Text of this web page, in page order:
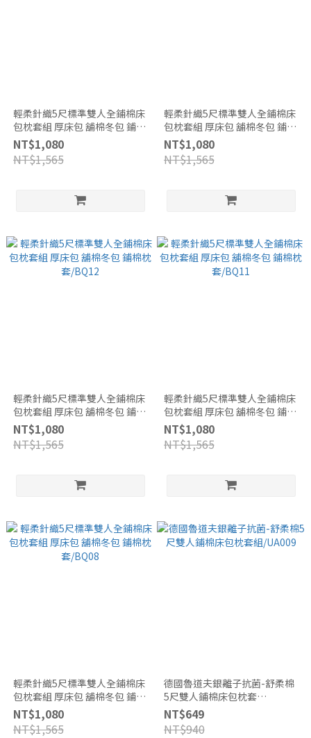
輕柔針織5尺標準雙人全鋪棉床
包枕套組 厚床包 舖棉冬包 鋪棉
枕套/BQ14
NT$1,080
NT$1,565
輕柔針織5尺標準雙人全鋪棉床
包枕套組 厚床包 舖棉冬包 鋪棉
枕套/BQ13
NT$1,080
NT$1,565
輕柔針織5尺標準雙人全鋪棉床
包枕套組 厚床包 舖棉冬包 鋪棉
枕套/BQ12
NT$1,080
NT$1,565
輕柔針織5尺標準雙人全鋪棉床
包枕套組 厚床包 舖棉冬包 鋪棉
枕套/BQ11
NT$1,080
NT$1,565
輕柔針織5尺標準雙人全鋪棉床
包枕套組 厚床包 舖棉冬包 鋪棉
枕套/BQ08
NT$1,080
NT$1,565
德國魯道夫銀離子抗菌-舒柔棉
5尺雙人鋪棉床包枕套
組/UA009
NT$649
NT$940